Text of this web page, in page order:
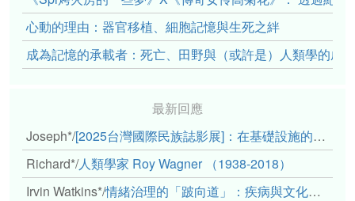
心動的理由：器官移植、細胞記憶與生死之絆
成為記憶的承載者：死亡、田野與（或許是）人類學的成
最新回應
Joseph*/[2025台灣國際民族誌影展]：在基礎設施的邊緣，聆聽人的呼吸
Richard*/人類學家 Roy Wagner （1938-2018）
Irvin Watkins*/情緒治理的「跛向道」：疾病與文化象徵的轉變舉例